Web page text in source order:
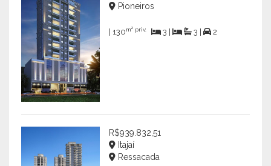
Pioneiros
| 130m² priv. 3 | 3 | 2
R$939.832,51
Itajaí
Ressacada